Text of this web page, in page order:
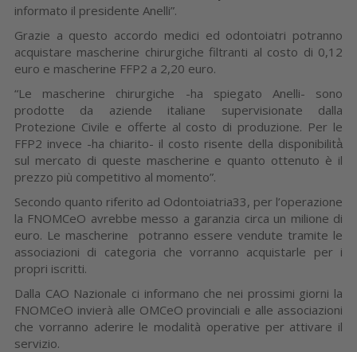
informato il presidente Anelli”.
Grazie a questo accordo medici ed odontoiatri potranno
acquistare mascherine chirurgiche filtranti al costo di 0,12
euro e mascherine FFP2 a 2,20 euro.
“Le mascherine chirurgiche -ha spiegato Anelli- sono
prodotte da aziende italiane supervisionate dalla
Protezione Civile e offerte al costo di produzione. Per le
FFP2 invece -ha chiarito- il costo risente della disponibilità̀
sul mercato di queste mascherine e quanto ottenuto è il
prezzo più competitivo al momento”.
Secondo quanto riferito ad Odontoiatria33, per l’operazione
la FNOMCeO avrebbe messo a garanzia circa un milione di
euro. Le mascherine potranno essere vendute tramite le
associazioni di categoria che vorranno acquistarle per i
propri iscritti.
Dalla CAO Nazionale ci informano che nei prossimi giorni la
FNOMCeO invierà alle OMCeO provinciali e alle associazioni
che vorranno aderire le modalità operative per attivare il
servizio.